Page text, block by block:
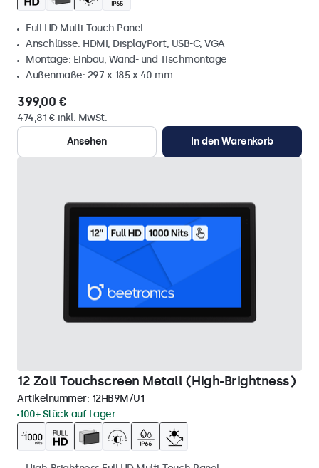
Full HD Multi-Touch Panel
Anschlüsse: HDMI, DisplayPort, USB-C, VGA
Montage: Einbau, Wand- und Tischmontage
Außenmaße: 297 x 185 x 40 mm
399,00 €
474,81 € inkl. MwSt.
Ansehen
In den Warenkorb
12 Zoll Touchscreen Metall (High-Brightness)
Artikelnummer: 12HB9M/U1
100+ Stück auf Lager